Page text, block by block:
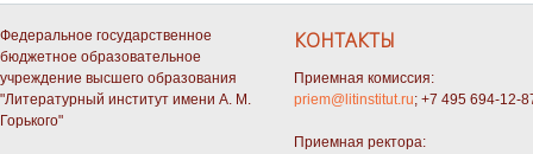
Федеральное государственное
бюджетное образовательное
учреждение высшего образования
"Литературный институт имени А. М.
Горького"
КОНТАКТЫ
Приемная комиссия:
priem@litinstitut.ru; +7 495 694-12-
Приемная ректора: